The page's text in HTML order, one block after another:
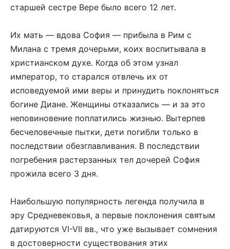
старшей сестре Вере было всего 12 лет.
Их мать — вдова София — прибыла в Рим с
Милана с тремя дочерьми, коих воспитывала в
христианском духе. Когда об этом узнал
император, то старался отвлечь их от
исповедуемой ими веры и принудить поклоняться
богине Диане. Женщины отказались — и за это
неповиновение поплатились жизнью. Вытерпев
бесчеловечные пытки, дети погибли только в
последствии обезглавливания. В последствии
погребения растерзанных тел дочерей София
прожила всего 3 дня.
Наибольшую популярность легенда получила в
эру Средневековья, а первые поклонения святым
датируются VI-VII вв., что уже вызывает сомнения
в достоверности существования этих